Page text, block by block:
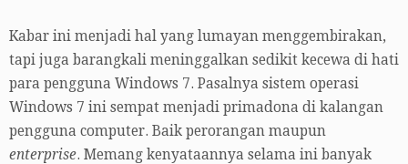
Kabar ini menjadi hal yang lumayan menggembirakan,
tapi juga barangkali meninggalkan sedikit kecewa di hati
para pengguna Windows 7. Pasalnya sistem operasi
Windows 7 ini sempat menjadi primadona di kalangan
pengguna computer. Baik perorangan maupun
enterprise. Memang kenyataannya selama ini banyak